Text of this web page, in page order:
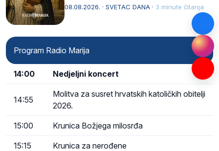
Svojim životom, dubokom ljubavlju prema
08.08.2026. · SVETAC DANA · 3 minute čitanja
Program Radio Marija
14:00 Nedjeljni koncert
14:55
Molitva za susret hrvatskih katoličkih obitelji
2026.
15:00 Krunica Božjega milosrđa
15:15 Krunica za nerođene